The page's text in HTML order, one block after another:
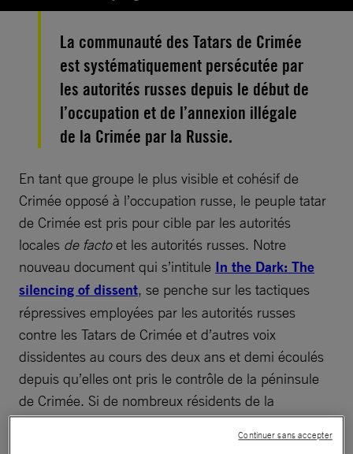
La communauté des Tatars de Crimée
est systématiquement persécutée par
les autorités russes depuis le début de
l’occupation et de l’annexion illégale
de la Crimée par la Russie.
En tant que groupe le plus visible et cohésif de
Crimée opposé à l’occupation russe, le peuple tatar
de Crimée est pris pour cible par les autorités
locales de factoet les autorités russes. Notre
nouveau document qui s’intitule In the Dark: The
silencing of dissent, se penche sur les tactiques
répressives employées par les autorités russes
contre les Tatars de Crimée et d’autres voix
dissidentes au cours des deux ans et demi écoulés
depuis qu’elles ont pris le contrôle de la péninsule
de Crimée. Si de nombreux résidents de la
péninsule sont favorables à l’annexion de la Crimée,
il n’en reste pas moins que ceux qui s’y opposent
Continuer sans accepter